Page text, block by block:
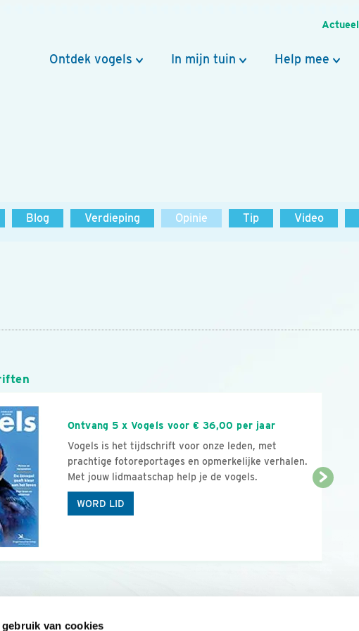
van cookies
Actueel
Ontdek vogels In mijn tuin Help mee
Blog Verdieping Opinie Tip Video
Ontvang 5 x Vogels voor € 36,00 per jaar
Vogels is het tijdschrift voor onze leden, met
prachtige fotoreportages en opmerkelijke verhalen.
Met jouw lidmaatschap help je de vogels.
WORD LID